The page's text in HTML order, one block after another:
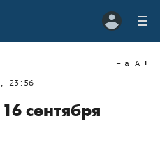
23:56
a A
сентября